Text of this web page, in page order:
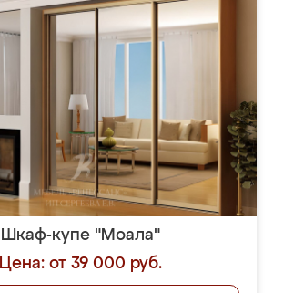
Шкаф-купе "Моала"
Цена: от 39 000 руб.